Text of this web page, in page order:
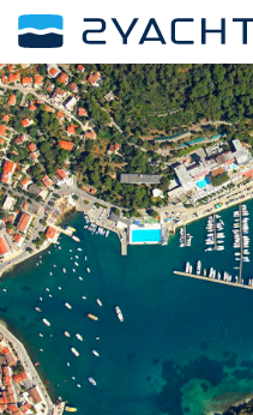
ВЫБЕРИТЕ ДАТЫ
СТОИМОСТИ
ПН ВТ СР
27 28 29
3
4
10
12
17
18
24
26
31
2